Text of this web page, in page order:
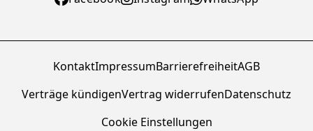
KontaktImpressumBarrierefreiheitAGB
Verträge kündigenVertrag widerrufenDatenschutz
Cookie Einstellungen